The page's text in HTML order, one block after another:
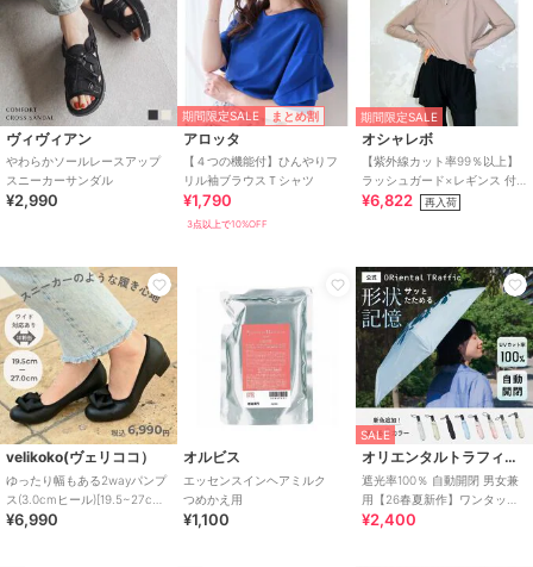
ヴィヴィアン
やわらかソールレースアップ
スニーカーサンダル
¥2,990
期間限定SALE まとめ割
アロッタ
【４つの機能付】ひんやりフ
リル袖ブラウスＴシャツ
¥1,790
3点以上で10%OFF
期間限定SALE
オシャレボ
【紫外線カット率99％以上】
ラッシュガード×レギンス 付
き タンキニ
¥6,822 再入荷
velikoko(ヴェリココ）
ゆったり幅もある2wayパンプ
ス(3.0cmヒール)[19.5~27cm]
ラクチンきれいシューズ
¥6,990
オルビス
エッセンスインヘアミルク
つめかえ用
¥1,100
SALE
オリエンタルトラフィック
遮光率100％ 自動開閉 男女兼
用【26春夏新作】ワンタッチ
晴雨兼用 折りたたみ傘 /G-
¥2,400